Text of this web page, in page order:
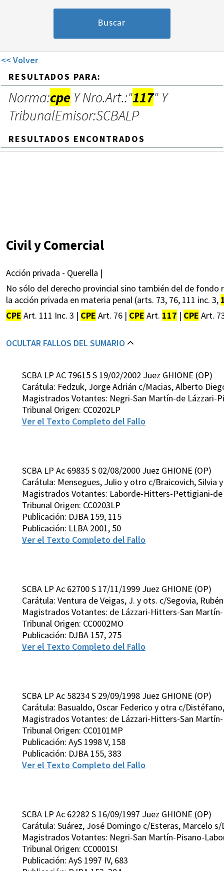
<< Volver
RESULTADOS PARA:
Norma:cpe Y Nro.Art.:"117" Y
TribunalEmisor:SCBALP
RESULTADOS ENCONTRADOS
Civil y Comercial
Acción privada - Querella |
No sólo del derecho provincial sino también del de
la acción privada en materia penal (arts. 73, 76, 111 inc. 3,
CPE Art. 111 Inc. 3 | CPE Art. 76 | CPE Art. 117 | CPE Art.
OCULTAR FALLOS DEL SUMARIO
SCBA LP AC 79615 S 19/02/2002 Juez GHIONE (OP)
Carátula: Fedzuk, Jorge Adrián c/Macias, Alberto
Magistrados Votantes: Negri-San Martín-de
Tribunal Origen: CC0202LP
Ver el Texto Completo del Fallo
SCBA LP Ac 69835 S 02/08/2000 Juez GHIONE (OP)
Carátula: Mensegues, Julio y otro c/Braicovich, Silvia
Magistrados Votantes: Laborde-Hitters-Pettigiani-
Tribunal Origen: CC0203LP
Publicación: DJBA 159, 115
Publicación: LLBA 2001, 50
Ver el Texto Completo del Fallo
SCBA LP Ac 62700 S 17/11/1999 Juez GHIONE (OP)
Carátula: Ventura de Veigas, J. y ots. c/Segovia,
Magistrados Votantes: de Lázzari-Hitters-San
Tribunal Origen: CC0002MO
Publicación: DJBA 157, 275
Ver el Texto Completo del Fallo
SCBA LP Ac 58234 S 29/09/1998 Juez GHIONE (OP)
Carátula: Basualdo, Oscar Federico y otra c/
Magistrados Votantes: de Lázzari-Hitters-San
Tribunal Origen: CC0101MP
Publicación: AyS 1998 V, 158
Publicación: DJBA 155, 383
Ver el Texto Completo del Fallo
SCBA LP Ac 62282 S 16/09/1997 Juez GHIONE (OP)
Carátula: Suárez, José Domingo c/Esteras, Marcelo
Magistrados Votantes: Negri-San Martín-Pisano-
Tribunal Origen: CC0001SI
Publicación: AyS 1997 IV, 683